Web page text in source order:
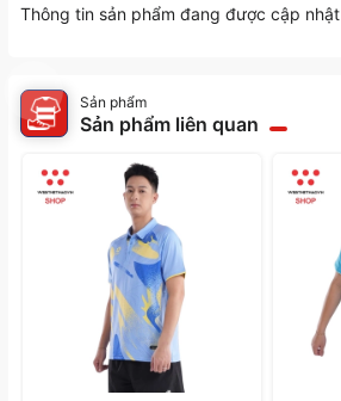
Thông tin sản phẩm đang được cập nhật
Sản phẩm
Sản phẩm liên quan